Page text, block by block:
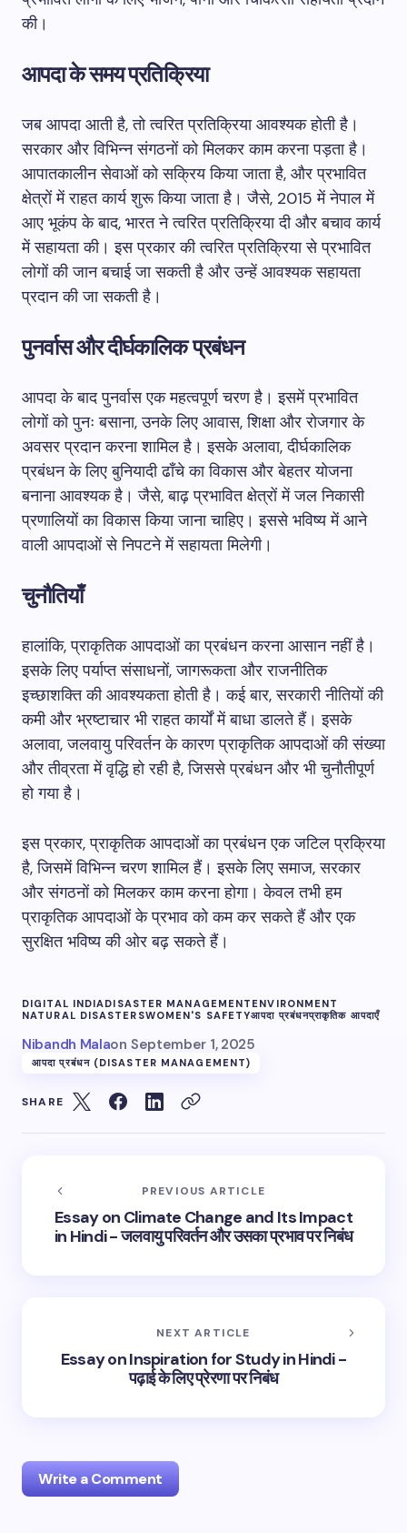
की।
आपदा के समय प्रतिक्रिया
जब आपदा आती है, तो त्वरित प्रतिक्रिया आवश्यक होती है।
सरकार और विभिन्न संगठनों को मिलकर काम करना पड़ता है।
आपातकालीन सेवाओं को सक्रिय किया जाता है, और प्रभावित
क्षेत्रों में राहत कार्य शुरू किया जाता है। जैसे, 2015 में नेपाल में
आए भूकंप के बाद, भारत ने त्वरित प्रतिक्रिया दी और बचाव कार्य
में सहायता की। इस प्रकार की त्वरित प्रतिक्रिया से प्रभावित
लोगों की जान बचाई जा सकती है और उन्हें आवश्यक सहायता
प्रदान की जा सकती है।
पुनर्वास और दीर्घकालिक प्रबंधन
आपदा के बाद पुनर्वास एक महत्वपूर्ण चरण है। इसमें प्रभावित
लोगों को पुनः बसाना, उनके लिए आवास, शिक्षा और रोजगार के
अवसर प्रदान करना शामिल है। इसके अलावा, दीर्घकालिक
प्रबंधन के लिए बुनियादी ढाँचे का विकास और बेहतर योजना
बनाना आवश्यक है। जैसे, बाढ़ प्रभावित क्षेत्रों में जल निकासी
प्रणालियों का विकास किया जाना चाहिए। इससे भविष्य में आने
वाली आपदाओं से निपटने में सहायता मिलेगी।
चुनौतियाँ
हालांकि, प्राकृतिक आपदाओं का प्रबंधन करना आसान नहीं है।
इसके लिए पर्याप्त संसाधनों, जागरूकता और राजनीतिक
इच्छाशक्ति की आवश्यकता होती है। कई बार, सरकारी नीतियों की
कमी और भ्रष्टाचार भी राहत कार्यों में बाधा डालते हैं। इसके
अलावा, जलवायु परिवर्तन के कारण प्राकृतिक आपदाओं की संख्या
और तीव्रता में वृद्धि हो रही है, जिससे प्रबंधन और भी चुनौतीपूर्ण
हो गया है।
इस प्रकार, प्राकृतिक आपदाओं का प्रबंधन एक जटिल प्रक्रिया
है, जिसमें विभिन्न चरण शामिल हैं। इसके लिए समाज, सरकार
और संगठनों को मिलकर काम करना होगा। केवल तभी हम
प्राकृतिक आपदाओं के प्रभाव को कम कर सकते हैं और एक
सुरक्षित भविष्य की ओर बढ़ सकते हैं।
DIGITAL INDIADISASTER MANAGEMENT ENVIRONMENT
NATURAL DISASTERSWOMEN'S SAFETYआपदा प्रबंधनप्राकृतिक आपदाएँ
Nibandh Malaon September 1, 2025
आपदा प्रबंधन (DISASTER MANAGEMENT)
SHARE
PREVIOUS ARTICLE
Essay on Climate Change and Its Impact
in Hindi - जलवायु परिवर्तन और उसका प्रभाव पर निबंध
NEXT ARTICLE
Essay on Inspiration for Study in Hindi -
पढ़ाई के लिए प्रेरणा पर निबंध
Write a Comment